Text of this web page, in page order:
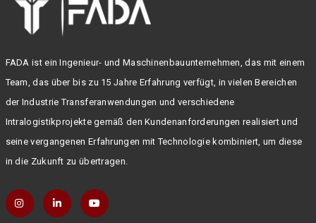
FADA ist ein Ingenieur- und Maschinenbauunternehmen, das mit einem
Team, das über bis zu 15 Jahre Erfahrung verfügt, in vielen Bereichen
der Industrie Transferanwendungen und verschiedene
Intralogistikprojekte gemäß den Kundenanforderungen realisiert und
seine vergangenen Erfahrungen mit Technologie kombiniert, um diese
in die Zukunft zu übertragen.